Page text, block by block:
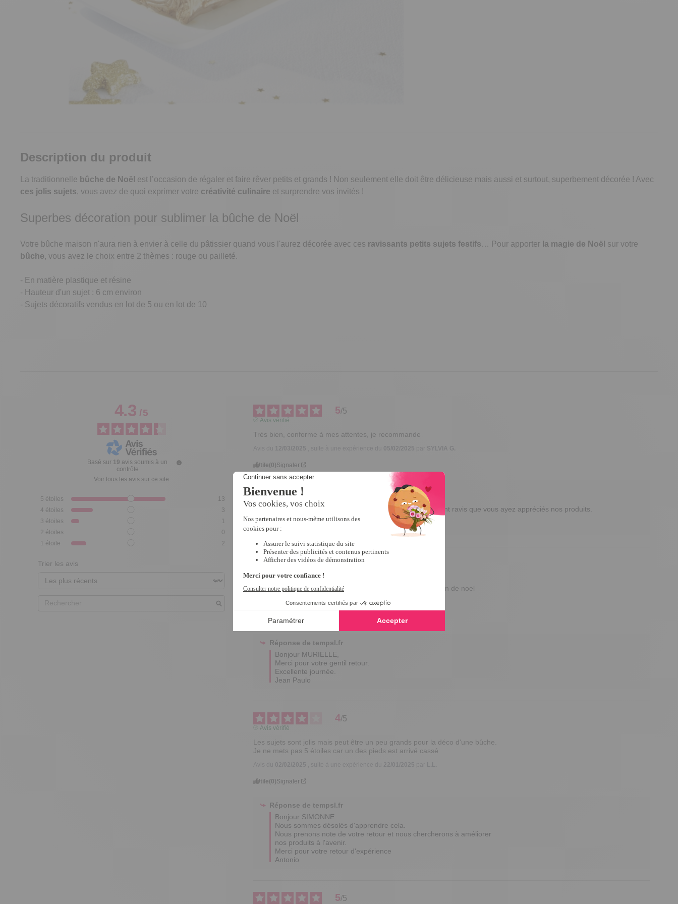
Description du produit
La traditionnelle bûche de Noël est l’occasion de régaler et faire rêver petits et grands ! Non seulement elle doit être délicieuse mais aussi et surtout, superbement décorée ! Avec
ces jolis sujets, vous avez de quoi exprimer votre créativité culinaire et surprendre vos invités !
Superbes décoration pour sublimer la bûche de Noël
Votre bûche maison n'aura rien à envier à celle du pâtissier quand vous l'aurez décorée avec ces ravissants petits sujets festifs… Pour apporter la magie de Noël sur votre
bûche, vous avez le choix entre 2 thèmes : rouge ou pailleté.
- En matière plastique et résine
- Hauteur d'un sujet : 6 cm environ
- Sujets décoratifs vendus en lot de 5 ou en lot de 10
4.3/5
Basé sur 19 avis soumis à un
contrôle
Voir tous les avis sur ce site
5 étoiles
13
4 étoiles
3
3 étoiles
1
2 étoiles
0
1 étoile 2
Trier les avis
5/5
Avis vérifié
Très bien, conforme à mes attentes, je recommande
05/02/2025 SYLVIA G.
Utile(0)Signaler
Réponse de
Bonjour SYLVIA,
Merci pour votre commentaire, nous sommes vraiment ravis que vous ayez appréciés nos produits.
A très vite.
Antonio
5/5
Avis vérifié
très jolis et parfaits aussi en décoration pour une composition de noel
03/02/2025 , suite à une expérience du10/01/2025
Utile(0)Signaler
Réponse detempsl.fr
Bonjour MURIELLE,
Merci pour votre gentil retour.
Excellente journée.
Jean Paulo
4/5
Avis vérifié
Les sujets sont jolis mais peut être un peu grands pour la déco d'une bûche.
Je ne mets pas 5 étoiles car un des pieds est arrivé cassé
Utile(0)Signaler
Réponse detempsl.fr
Bonjour SIMONNE
Nous sommes désolés d'apprendre cela.
Nous prenons note de votre retour et nous chercherons à améliorer
nos produits à l'avenir.
Merci pour votre retour d'expérience
Antonio
5/5